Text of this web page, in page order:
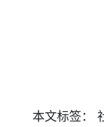
本文标签：